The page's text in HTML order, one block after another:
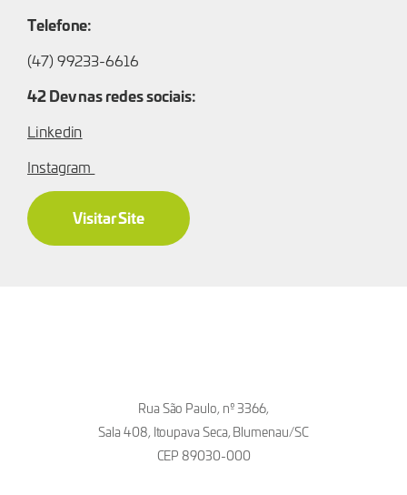
Telefone:
(47) 99233-6616
42 Dev nas redes sociais:
Linkedin
Instagram
Visitar Site
Rua São Paulo, nº 3366,
Sala 408, Itoupava Seca, Blumenau/SC
CEP 89030-000